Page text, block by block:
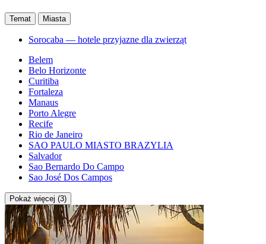
Temat Miasta
Sorocaba — hotele przyjazne dla zwierząt
Belem
Belo Horizonte
Curitiba
Fortaleza
Manaus
Porto Alegre
Recife
Rio de Janeiro
SAO PAULO MIASTO BRAZYLIA
Salvador
Sao Bernardo Do Campo
Sao José Dos Campos
Pokaż więcej (3)